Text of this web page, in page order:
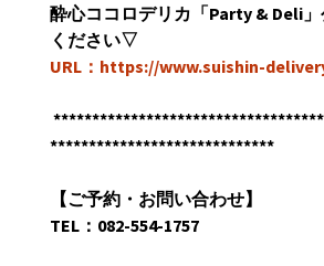
酔心ココロデリカ「Party & Deli
ください▽
URL：https://www.suishin-
*****************************
【ご予約・お問い合わせ】
TEL ： 082-554-1757